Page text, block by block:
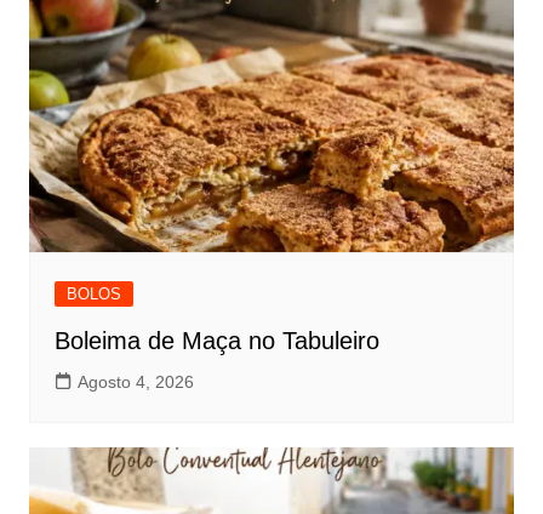
BOLOS
Boleima de Maça no Tabuleiro
Agosto 4, 2026